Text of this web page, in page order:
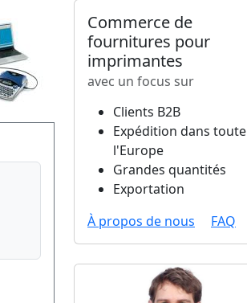
Commerce de
fournitures pour
imprimantes
avec un focus sur
Clients B2B
Expédition dans toute
l'Europe
Grandes quantités
Exportation
À propos de nous
FAQ